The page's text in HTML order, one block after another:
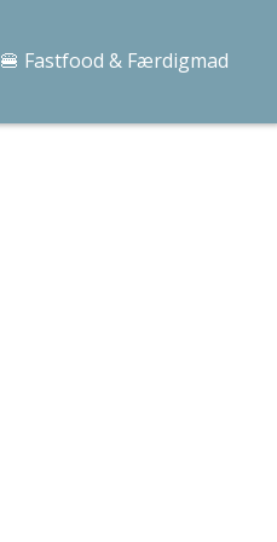
🍔 Fastfood & Færdigmad